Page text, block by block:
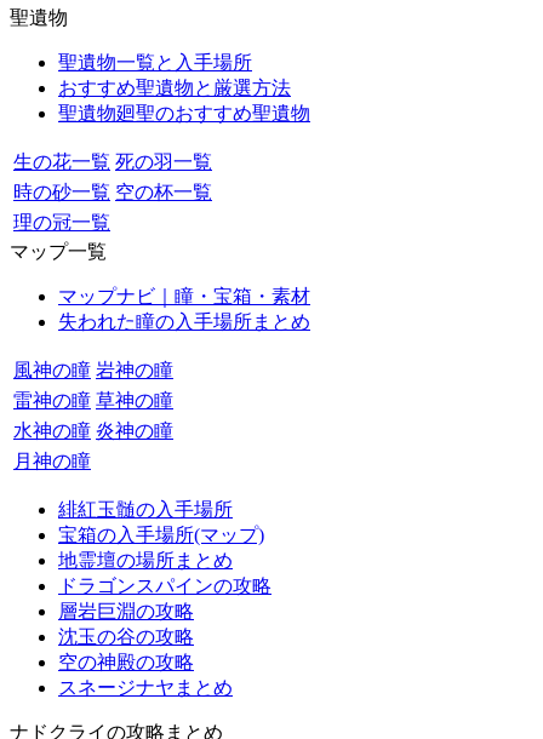
聖遺物
聖遺物一覧と入手場所
おすすめ聖遺物と厳選方法
聖遺物廻聖のおすすめ聖遺物
生の花一覧 死の羽一覧
時の砂一覧 空の杯一覧
理の冠一覧
マップ一覧
マップナビ｜瞳・宝箱・素材
失われた瞳の入手場所まとめ
風神の瞳 岩神の瞳
雷神の瞳 草神の瞳
水神の瞳 炎神の瞳
月神の瞳
緋紅玉髄の入手場所
宝箱の入手場所(マップ)
地霊壇の場所まとめ
ドラゴンスパインの攻略
層岩巨淵の攻略
沈玉の谷の攻略
空の神殿の攻略
スネージナヤまとめ
ナドクライの攻略まとめ